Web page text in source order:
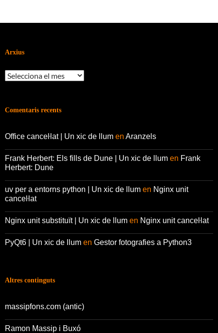
les
Arxius
Arxius
Comentaris recents
Office canceŀlat | Un xic de llum en Aranzels
Frank Herbert: Els fills de Dune | Un xic de llum en Frank
Herbert: Dune
uv per a entorns python | Un xic de llum en Nginx unit
canceŀlat
Nginx unit substituït | Un xic de llum en Nginx unit canceŀlat
PyQt6 | Un xic de llum en Gestor fotografies a Python3
Altres continguts
massipfons.com (antic)
Ramon Massip i Buxó